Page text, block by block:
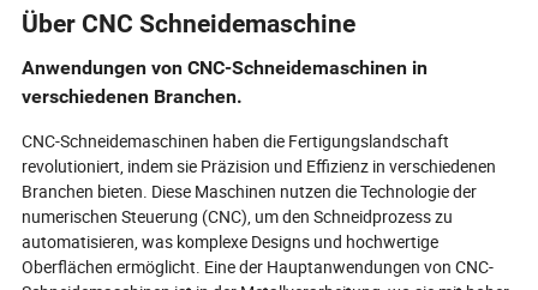
Anforderungen von
Elektrofahrzeugen, Robotik und Luft-
und Raumfahrt gerecht zu werden.
Mit Echtzeitdaten, vorausschauender
Wartung und umweltfreundlichen
Innovationen sind die heutigen
Zahnradschneider intelligenter,
schneller und umweltfreundlicher
denn je. Ob Sie ein globaler Käufer
sind, der sich durch
Lieferkettenherausforderungen
navigiert, oder ein Ingenieur, der dem
intelligente,
verwandeln.
Produktivität
Kosten bis hin
Wartung mit
erfahren Sie,
hilft, einen
Über CNC Schneidemaschine
Anwendungen von CNC-Schneidemaschinen in
verschiedenen Branchen.
CNC-Schneidemaschinen haben die Fertigungslandschaft
revolutioniert, indem sie Präzision und Effizienz in verschiedenen
Branchen bieten. Diese Maschinen nutzen die Technologie der
numerischen Steuerung (CNC), um den Schneidprozess zu
automatisieren, was komplexe Designs und hochwertige
Oberflächen ermöglicht. Eine der Hauptanwendungen von CNC-